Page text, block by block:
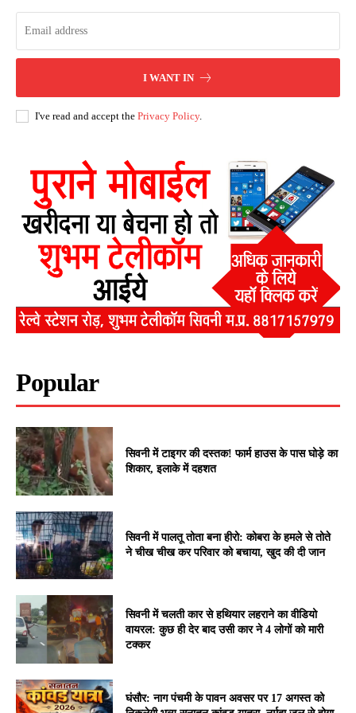
I WANT IN
I've read and accept the Privacy Policy.
Popular
सिवनी में टाइगर की दस्तक! फार्म हाउस के पास घोड़े का
शिकार, इलाके में दहशत
सिवनी में पालतू तोता बना हीरो: कोबरा के हमले से तोते
ने चीख चीख कर परिवार को बचाया, खुद की दी जान
सिवनी में चलती कार से हथियार लहराने का वीडियो
वायरल: कुछ ही देर बाद उसी कार ने 4 लोगों को मारी
टक्कर
घंसौर: नाग पंचमी के पावन अवसर पर 17 अगस्त को